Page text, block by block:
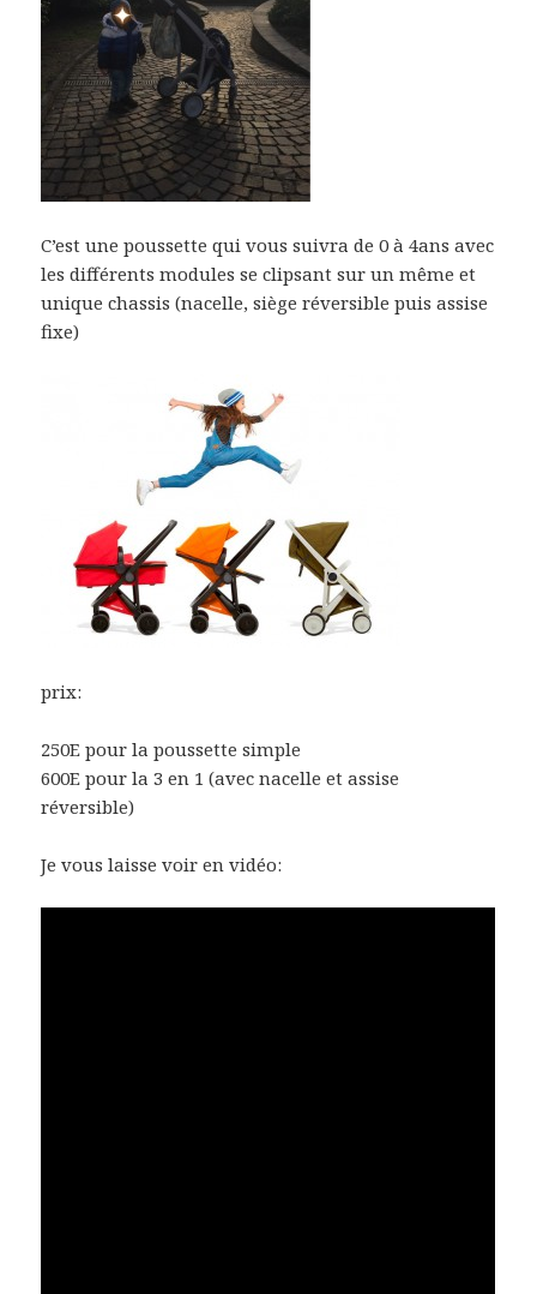
C’est une poussette qui vous suivra de 0 à 4ans avec
les différents modules se clipsant sur un même et
unique chassis (nacelle, siège réversible puis assise
fixe)
prix:
250E pour la poussette simple
600E pour la 3 en 1 (avec nacelle et assise
réversible)
Je vous laisse voir en vidéo: